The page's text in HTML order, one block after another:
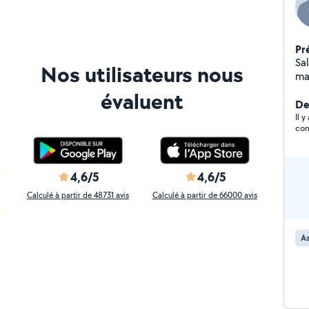
Nos utilisateurs nous
évaluent
4,6/5
Calculé à partir de 48731 avis
4,6/5
Calculé à partir de 66000 avis
:)
Il y